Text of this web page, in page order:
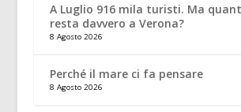
A Luglio 916 mila turisti. Ma
resta davvero a Verona?
8 Agosto 2026
Perché il mare ci fa pensare
8 Agosto 2026